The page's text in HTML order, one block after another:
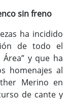
sin freno
ha incidido
de todo el
y que ha
homenajes al
Merino en
de cante y